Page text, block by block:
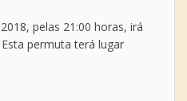
pelas 21:00 horas, irá
permuta terá lugar